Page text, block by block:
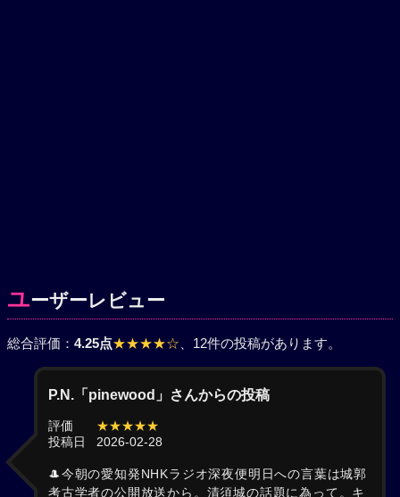
ユーザーレビュー
総合評価： 4.25点★★★★☆ 、12件の投稿があります。
P.N.「pinewood」さんからの投稿
評価
★★★★★
投稿日
2026-02-28
🎩今朝の愛知発NHKラジオ深夜便明日への言葉は城郭
考古学者の公開放送から。清須城の話題に為って。キ